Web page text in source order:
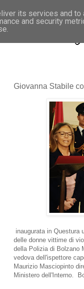
Giovanna Stabile
inaugurata in Questura
delle donne vittime di
della Polizia di Bolzano
vedova dell'ispettore
Maurizio Masciopinto
Ministero dell'Interno.
its services and to
and security